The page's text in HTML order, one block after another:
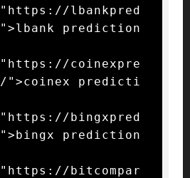
lbankpred
prediction
coinexpre
">coinex predicti
bingxpred
prediction
bitcompar